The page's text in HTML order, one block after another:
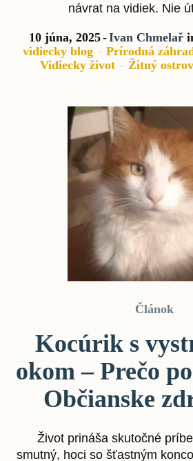
návrat na vidiek. Nie
10 júna, 2025 Ivan Chmelař
vidiecky blog
Prírodná
Vidiecky život
Žitný
Článok
Kocúrik s
okom – Prečo
Občianske
Život prináša skutočné
smutný, hoci so šťastným